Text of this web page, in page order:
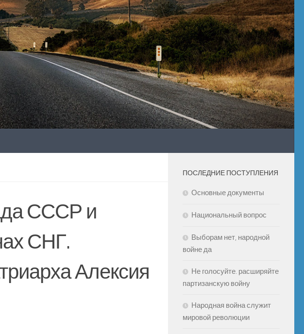
СССР и
СНГ.
Алексия
ПОСЛЕДНИЕ ПОСТУПЛЕНИЯ
Основные документы
Национальный вопрос
Выборам нет, народной
войне да
Не голосуйте. расширяйте
партизанскую войну
Народная война служит
мировой революции